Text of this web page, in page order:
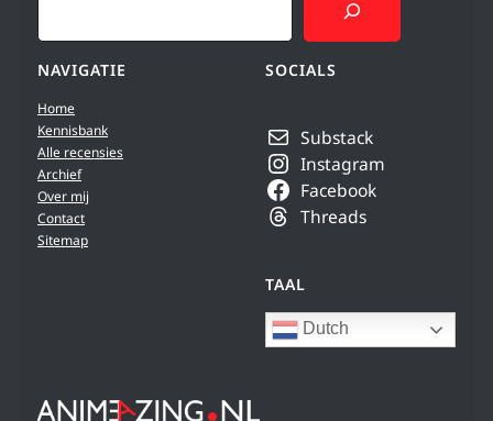
NAVIGATIE
Home
Kennisbank
Alle recensies
Archief
Over mij
Contact
Sitemap
SOCIALS
Substack
Instagram
Facebook
Threads
TAAL
Dutch